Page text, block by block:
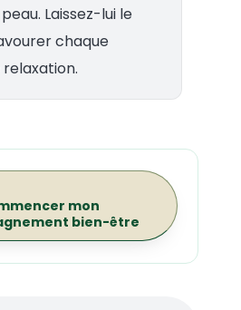
Laissez-lui le
chaque
mon
bien-être